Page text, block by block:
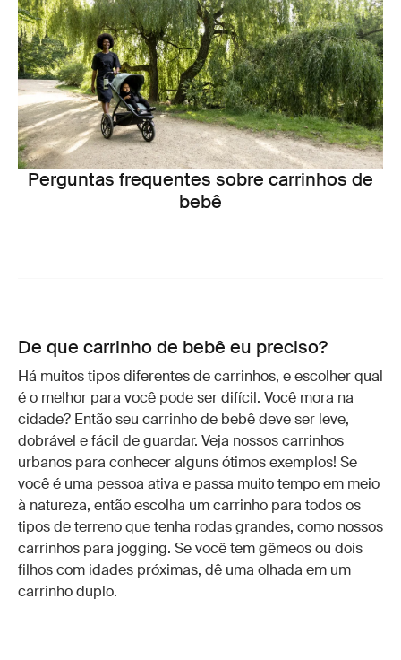
Perguntas frequentes sobre carrinhos de
bebê
De que carrinho de bebê eu preciso?
Há muitos tipos diferentes de carrinhos, e escolher qual
é o melhor para você pode ser difícil. Você mora na
cidade? Então seu carrinho de bebê deve ser leve,
dobrável e fácil de guardar. Veja nossos carrinhos
urbanos para conhecer alguns ótimos exemplos! Se
você é uma pessoa ativa e passa muito tempo em meio
à natureza, então escolha um carrinho para todos os
tipos de terreno que tenha rodas grandes, como nossos
carrinhos para jogging. Se você tem gêmeos ou dois
filhos com idades próximas, dê uma olhada em um
carrinho duplo.